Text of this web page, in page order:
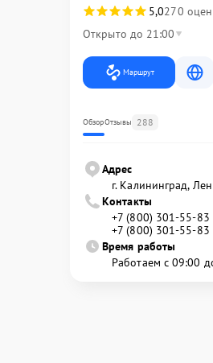
5,0270
Открыто до 21:00
Маршрут
ОбзорОтзывы 288
Адрес
г. Калининград,
Контакты
+7 (800) 301-55-83
+7 (800) 301-55-83
Время работы
Работаем с 09:00